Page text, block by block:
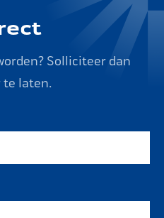
Solliciteer dan
te laten.